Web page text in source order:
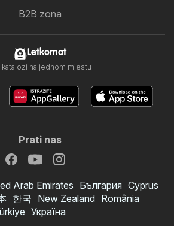
B2B zona
Letkomat
katalozi na jednom mjestu
Prati nas
Arab Emirates България Cyprus
한국 New Zealand România
Україна